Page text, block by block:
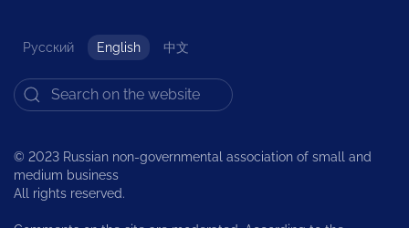
Русский English 中文
© 2023 Russian non-governmental association of small and
medium business
All rights reserved.